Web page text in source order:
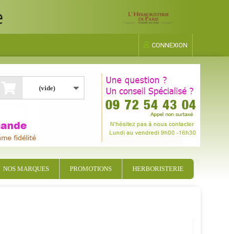
CONNEXION
(vide)
NOS MARQUES PROMOTIONS HERBORISTERIE